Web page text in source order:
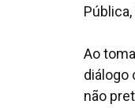
Ao
diálogo
não